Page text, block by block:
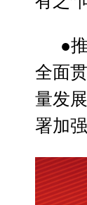
●
全面
量发
署加